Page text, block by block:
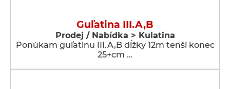
Guľatina III.A,B
Prodej / Nabídka > Kulatina
Ponúkam guľatinu III.A,B dĺžky 12m tenší konec
25+cm …